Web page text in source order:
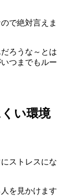
で絶対言えま
ろうな～とは
つまでもルー
い環境
ストレスにな
を見かけます